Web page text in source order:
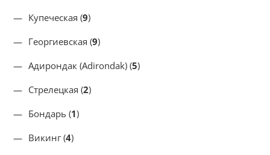
Купеческая (9)
Георгиевская (9)
Адирондак (Adirondak) (5)
Стрелецкая (2)
Бондарь (1)
Викинг (4)